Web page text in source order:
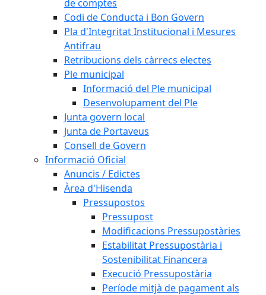
de comptes
Codi de Conducta i Bon Govern
Pla d'Integritat Institucional i Mesures
Antifrau
Retribucions dels càrrecs electes
Ple municipal
Informació del Ple municipal
Desenvolupament del Ple
Junta govern local
Junta de Portaveus
Consell de Govern
Informació Oficial
Anuncis / Edictes
Àrea d'Hisenda
Pressupostos
Pressupost
Modificacions Pressupostàries
Estabilitat Pressupostària i
Sostenibilitat Financera
Execució Pressupostària
Període mitjà de pagament als